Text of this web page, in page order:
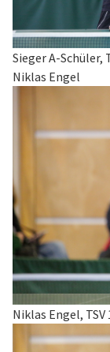
Sieger A-Schüler,
Niklas Engel
Niklas Engel,